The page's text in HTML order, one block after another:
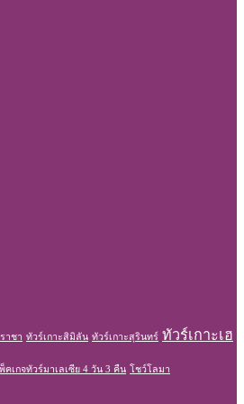
าชา ทัวร์เกาะสิมิลัน ทัวร์เกาะสุรินทร์ ทัวร์เกาะเฮ
คเกจทัวร์มาเลเซีย 4 วัน 3 คืน โชว์โลมา